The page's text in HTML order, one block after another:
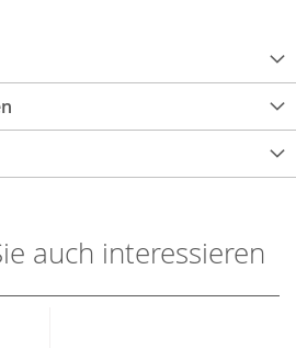
auch interessieren